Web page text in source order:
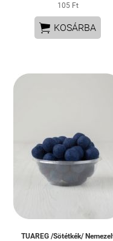
105 Ft
 KOSÁRBA
TUAREG /Sötétkék/